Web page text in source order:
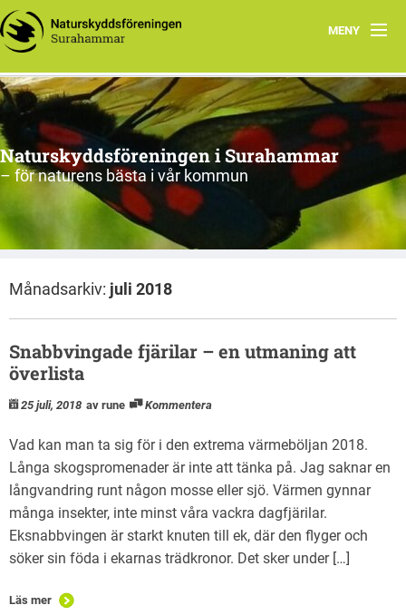
MENY
Hem
Om oss
Aktiviteter
Arkiv
Naturskyddsföreningen i Surahammar
– för naturens bästa i vår kommun
Månadsarkiv: juli 2018
Snabbvingade fjärilar – en utmaning att
överlista
25 juli, 2018 av rune Kommentera
Vad kan man ta sig för i den extrema värmeböljan 2018.
Långa skogspromenader är inte att tänka på. Jag saknar en
långvandring runt någon mosse eller sjö. Värmen gynnar
många insekter, inte minst våra vackra dagfjärilar.
Eksnabbvingen är starkt knuten till ek, där den flyger och
söker sin föda i ekarnas trädkronor. Det sker under […]
Läs mer